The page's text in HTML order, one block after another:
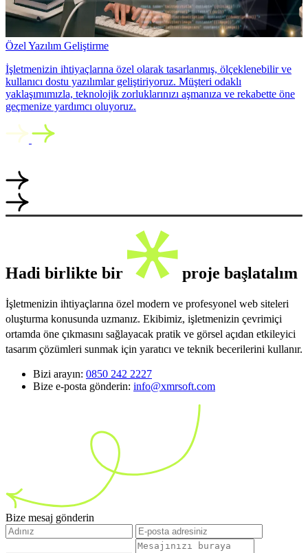
Özel Yazılım Geliştirme
İşletmenizin ihtiyaçlarına özel olarak tasarlanmış, ölçeklenebilir ve
kullanıcı dostu yazılımlar geliştiriyoruz. Müşteri odaklı
yaklaşımımızla, teknolojik zorluklarınızı aşmanıza ve rekabette öne
geçmenize yardımcı oluyoruz.
Hadi birlikte bir proje başlatalım
İşletmenizin ihtiyaçlarına özel modern ve profesyonel web siteleri
oluşturma konusunda uzmanız. Ekibimiz, işletmenizin çevrimiçi
ortamda öne çıkmasını sağlayacak pratik ve görsel açıdan etkileyici
tasarım çözümleri sunmak için yaratıcı ve teknik becerilerini kullanır.
Bizi arayın: 0850 242 2227
Bize e-posta gönderin: info@xmrsoft.com
Bize mesaj gönderin